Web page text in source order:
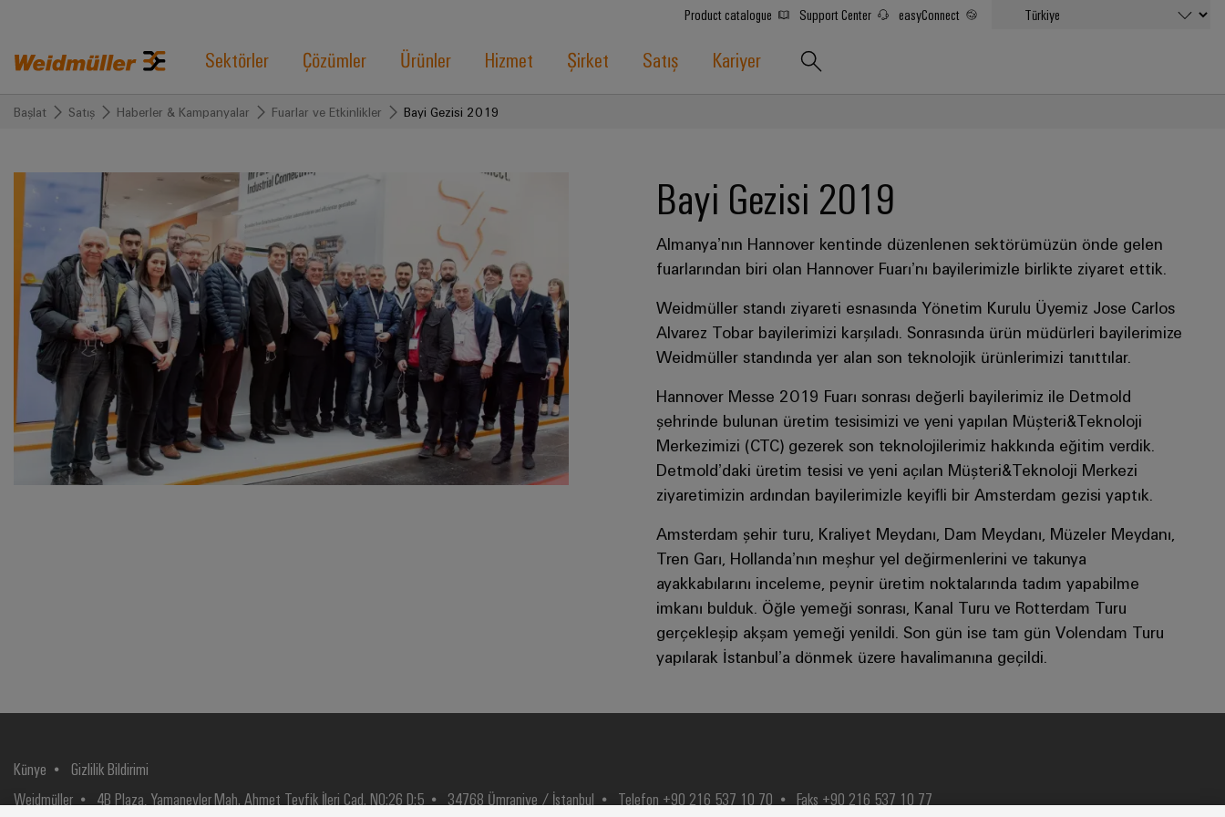
Product catalogue Support Center easyConnect
Sektörler Çözümler Ürünler Hizmet Şirket Satış Kariyer
Başlat Satış Haberler & Kampanyalar Fuarlar ve Etkinlikler Bayi Gezisi 2019
Bayi Gezisi 2019
Almanya’nın Hannover kentinde düzenlenen sektörümüzün önde gelen
fuarlarından biri olan Hannover Fuarı’nı bayilerimizle birlikte ziyaret ettik.
Weidmüller standı ziyareti esnasında Yönetim Kurulu Üyemiz Jose Carlos
Alvarez Tobar bayilerimizi karşıladı. Sonrasında ürün müdürleri bayilerimize
Weidmüller standında yer alan son teknolojik ürünlerimizi tanıttılar.
Hannover Messe 2019 Fuarı sonrası değerli bayilerimiz ile Detmold
şehrinde bulunan üretim tesisimizi ve yeni yapılan Müşteri&Teknoloji
Merkezimizi (CTC) gezerek son teknolojilerimiz hakkında eğitim verdik.
Detmold’daki üretim tesisi ve yeni açılan Müşteri&Teknoloji Merkezi
ziyaretimizin ardından bayilerimizle keyiﬂi bir Amsterdam gezisi yaptık.
Amsterdam şehir turu, Kraliyet Meydanı, Dam Meydanı, Müzeler Meydanı,
Tren Garı, Hollanda’nın meşhur yel değirmenlerini ve takunya
ayakkabılarını inceleme, peynir üretim noktalarında tadım yapabilme
imkanı bulduk. Öğle yemeği sonrası, Kanal Turu ve Rotterdam Turu
gerçekleşip akşam yemeği yenildi. Son gün ise tam gün Volendam Turu
yapılarak İstanbul’a dönmek üzere havalimanına geçildi.
Künye
Gizlilik Bildirimi
Weidmüller
4B Plaza, Yamanevler Mah. Ahmet Tevfik İleri Cad. NO:26 D:5 34768 Ümraniye / İstanbul Telefon +90 216 537 10 70 Faks +90 216 537 10 77